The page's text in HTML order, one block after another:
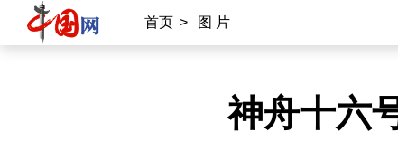
首页 > 图 片
神舟十六